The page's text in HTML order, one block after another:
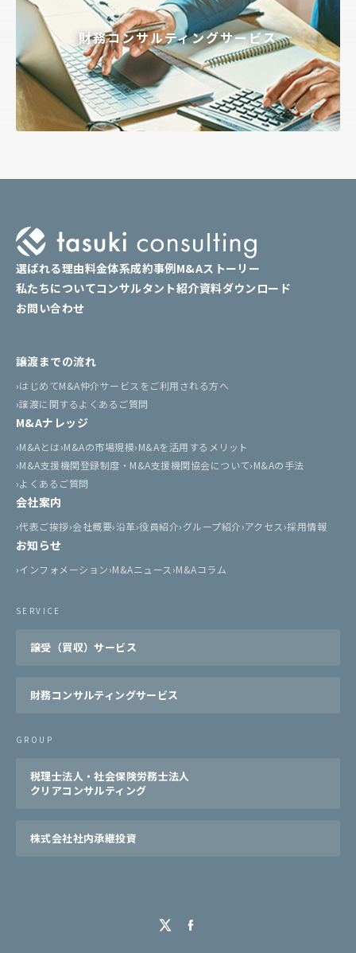
財務コンサルティングサービス
選ばれる理由料金体系成約事例M&Aストーリー
私たちについてコンサルタント紹介資料ダウンロード
お問い合わせ
譲渡までの流れ
はじめてM&A仲介サービスをご利用される方へ
譲渡に関するよくあるご質問
M&Aナレッジ
M&Aとは M&Aの市場規模 M&Aを活用するメリット
M&A支援機関登録制度・M&A支援機関協会について M&Aの手法
よくあるご質問
会社案内
代表ご挨拶 会社概要 沿革 役員紹介 グループ紹介 アクセス 採用情報
お知らせ
インフォメーション M&Aニュース M&Aコラム
SERVICE
譲受（買収）サービス
財務コンサルティングサービス
GROUP
税理士法人・社会保険労務士法人
クリアコンサルティング
株式会社社内承継投資